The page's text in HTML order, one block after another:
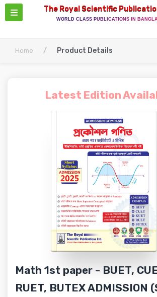
The Royal Scientific
WORLD CLASS PUBLICATIONS IN
Home / Product Details
Latest Edition
Math 1st paper - BUET,
RUET, BUTEX ADMISSION